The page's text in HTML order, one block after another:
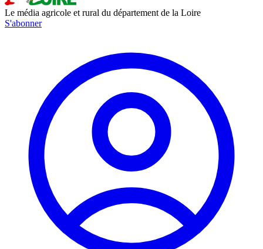
Le média agricole et rural du département de la Loire
S'abonner